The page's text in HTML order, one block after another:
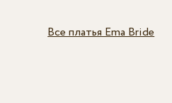
Все платья Ema Bride